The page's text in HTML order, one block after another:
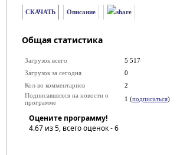
СКАЧАТЬ Описание
Общая статистика
Загрузок всего
5 517
Загрузок за сегодня
0
Кол-во комментариев
2
Подписавшихся на новости о
программе
1 (подписаться)
Оцените программу!
4.67из 5, всего оценок -6